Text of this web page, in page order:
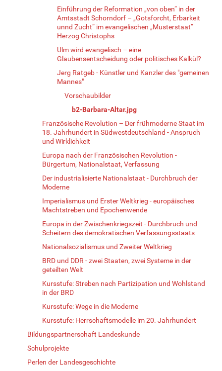
Einführung der Reformation „von oben“ in der
Amtsstadt Schorndorf – „Gotsforcht, Erbarkeit
unnd Zucht“ im evangelischen „Musterstaat“
Herzog Christophs
Ulm wird evangelisch – eine
Glaubensentscheidung oder politisches Kalkül?
Jerg Ratgeb - Künstler und Kanzler des "gemeinen
Mannes"
Vorschaubilder
b2-Barbara-Altar.jpg
Französische Revolution – Der frühmoderne Staat im
18. Jahrhundert in Südwestdeutschland - Anspruch
und Wirklichkeit
Europa nach der Französischen Revolution -
Bürgertum, Nationalstaat, Verfassung
Der industrialisierte Nationalstaat - Durchbruch der
Moderne
Imperialismus und Erster Weltkrieg - europäisches
Machtstreben und Epochenwende
Europa in der Zwischenkriegszeit - Durchbruch und
Scheitern des demokratischen Verfassungsstaats
Nationalsozialismus und Zweiter Weltkrieg
BRD und DDR - zwei Staaten, zwei Systeme in der
geteilten Welt
Kursstufe: Streben nach Partizipation und Wohlstand
in der BRD
Kursstufe: Wege in die Moderne
Kursstufe: Herrschaftsmodelle im 20. Jahrhundert
Bildungspartnerschaft Landeskunde
Schulprojekte
Perlen der Landesgeschichte